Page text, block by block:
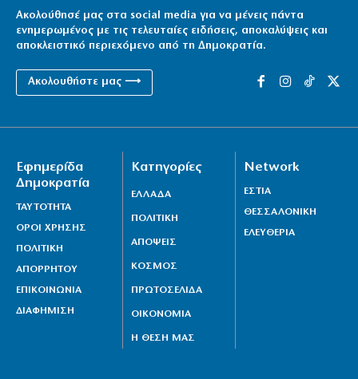
Ακολούθησέ μας στα social media για να μένεις πάντα
ενημερωμένος με τις τελευταίες ειδήσεις, αποκαλύψεις και
αποκλειστικό περιεχόμενο από τη Δημοκρατία.
Ακολουθήστε μας ⟶
Εφημερίδα
Δημοκρατία
ΤΑΥΤΟΤΗΤΑ
ΟΡΟΙ ΧΡΗΣΗΣ
ΠΟΛΙΤΙΚΗ
ΑΠΟΡΡΗΤΟΥ
ΕΠΙΚΟΙΝΩΝΙΑ
ΔΙΑΦΗΜΙΣΗ
Κατηγορίες
ΕΛΛΑΔΑ
ΠΟΛΙΤΙΚΗ
ΑΠΟΨΕΙΣ
ΚΟΣΜΟΣ
ΠΡΩΤΟΣΕΛΙΔΑ
ΟΙΚΟΝΟΜΙΑ
Η ΘΕΣΗ ΜΑΣ
Network
ΕΣΤΙΑ
ΘΕΣΣΑΛΟΝΙΚΗ
ΕΛΕΥΘΕΡΙΑ